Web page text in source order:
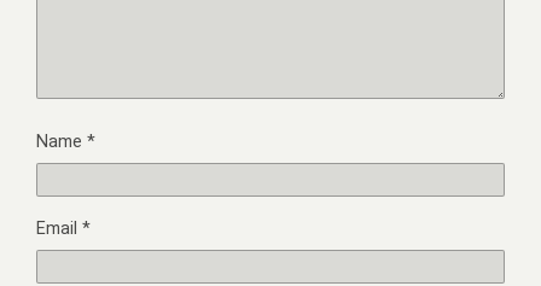
Name *
Email *